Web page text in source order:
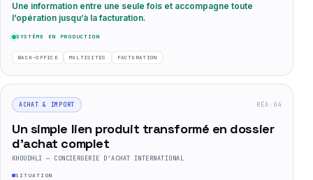
Une information entre une seule fois et accompagne toute
l’opération jusqu’à la facturation.
SYSTÈME EN PRODUCTION
BACK-OFFICE MULTISITES FACTURATION
ACHAT & IMPORT RÉA·04
Un simple lien produit transformé en dossier
d’achat complet
KHOUDHLI — CONCIERGERIE D’ACHAT INTERNATIONAL
SITUATION